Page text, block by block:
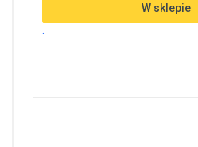
W sklepie
.